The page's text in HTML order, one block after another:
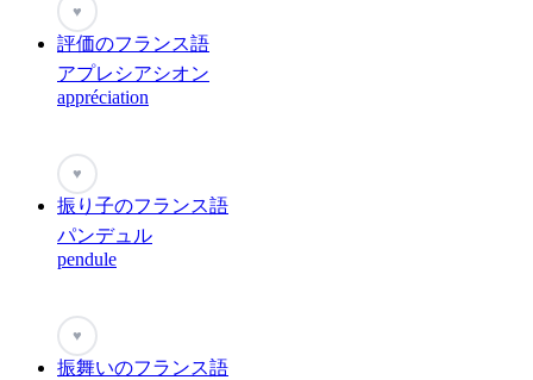
♥
評価のフランス語
アプレシアシオン
appréciation
♥
振り子のフランス語
パンデュル
pendule
♥
振舞いのフランス語